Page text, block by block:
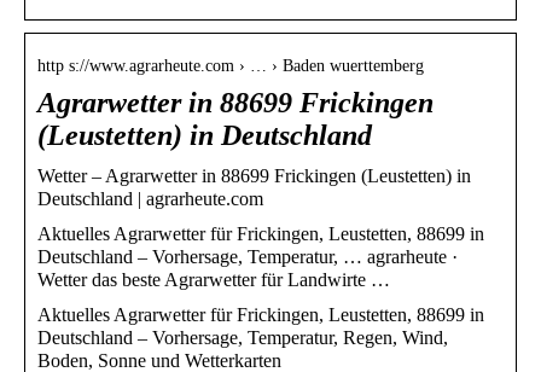
http s://www.agrarheute.com › … › Baden wuerttemberg
Agrarwetter in 88699 Frickingen
(Leustetten) in Deutschland
Wetter – Agrarwetter in 88699 Frickingen (Leustetten) in
Deutschland | agrarheute.com
Aktuelles Agrarwetter für Frickingen, Leustetten, 88699 in
Deutschland – Vorhersage, Temperatur, … agrarheute ·
Wetter das beste Agrarwetter für Landwirte …
Aktuelles Agrarwetter für Frickingen, Leustetten, 88699 in
Deutschland – Vorhersage, Temperatur, Regen, Wind,
Boden, Sonne und Wetterkarten